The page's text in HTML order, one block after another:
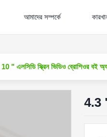
আমাদের সম্পর্কে
এলসিডি স্ক্রিন ভিডিও ব্রোশিওর বই
4.3